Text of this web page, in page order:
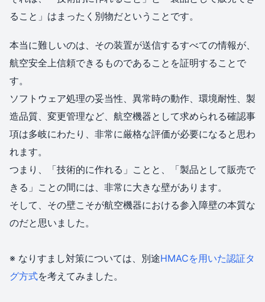
ること」はまったく別物だということです。
本当に難しいのは、その装置が送信するすべての情報が、
航空安全上信頼できるものであることを証明することで
す。
ソフトウェア処理の妥当性、異常時の動作、環境耐性、製
造品質、変更管理など、航空機器として求められる確認事
項は多岐にわたり、非常に厳格な評価が必要になると思わ
れます。
つまり、「技術的に作れる」ことと、「製品として販売で
きる」ことの間には、非常に大きな壁があります。
そして、その壁こそが航空機器における参入障壁の本質な
のだと思いました。
※ なりすまし対策については、別途HMACを用いた認証タ
グ方式を考えてみました。